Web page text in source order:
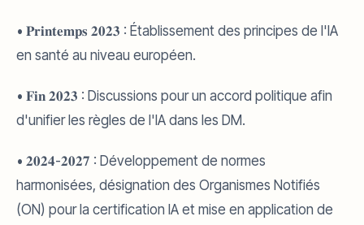
• 𝐏𝐫𝐢𝐧𝐭𝐞𝐦𝐩𝐬 𝟐𝟎𝟐𝟑 : Établissement des principes de l'IA
en santé au niveau européen.
• 𝐅𝐢𝐧 𝟐𝟎𝟐𝟑 : Discussions pour un accord politique afin
d'unifier les règles de l'IA dans les DM.
• 𝟐𝟎𝟐𝟒-𝟐𝟎𝟐𝟕 : Développement de normes
harmonisées, désignation des Organismes Notifiés
(ON) pour la certification IA et mise en application de